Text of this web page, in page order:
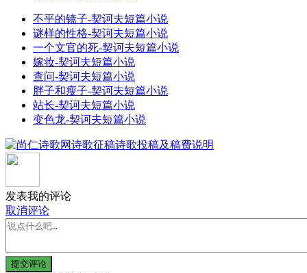
不平的镜子-契诃夫短篇小说
谜样的性格-契诃夫短篇小说
一个文官的死-契诃夫短篇小说
嫁妆-契诃夫短篇小说
查问-契诃夫短篇小说
胖子和瘦子-契诃夫短篇小说
站长-契诃夫短篇小说
变色龙-契诃夫短篇小说
发表我的评论
取消评论
提交评论